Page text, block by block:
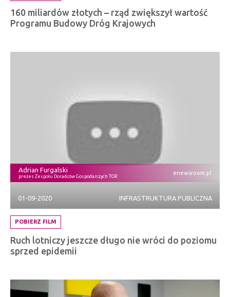
160 miliardów złotych – rząd zwiększył wartość
Programu Budowy Dróg Krajowych
Adrian Furgalski
prezes Zespołu Doradców Gospodarczych TOR
enewsroom.pl
01-09-2020 INFRASTRUKTURA PUBLICZNA
POBIERZ FILM
Ruch lotniczy jeszcze długo nie wróci do poziomu
sprzed epidemii